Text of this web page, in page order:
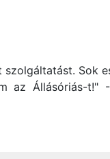
Sok
az Állásóriás-